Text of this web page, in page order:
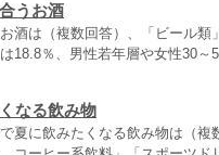
うお酒
酒は（複数回答）、「ビール
18.8％、男性若年層や女性30～
なる飲み物
夏に飲みたくなる飲み物は（